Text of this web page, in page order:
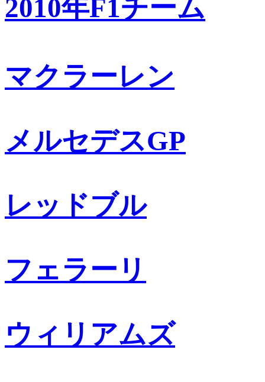
2010年F1チーム
マクラーレン
メルセデスGP
レッドブル
フェラーリ
ウィリアムズ